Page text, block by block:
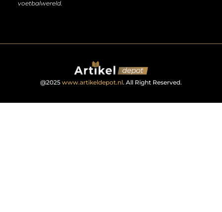
voetbalwereld.
@2025 www.artikeldepot.nl. All Right Reserved.